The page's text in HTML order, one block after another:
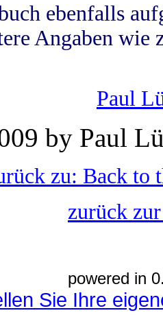
ebenfalls
Angaben wie
Paul
by Paul
zu: Back to
zurück
powered in
Sie Ihre